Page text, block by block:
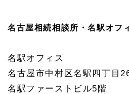
名古屋相続相談所・名駅オフ
名駅オフィス
名古屋市中村区名駅四丁目
名駅ファーストビル5 階